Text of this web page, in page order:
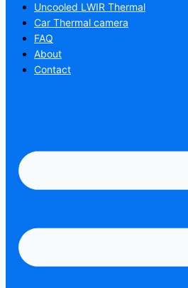
Uncooled LWIR Thermal
Car Thermal camera
FAQ
About
Contact